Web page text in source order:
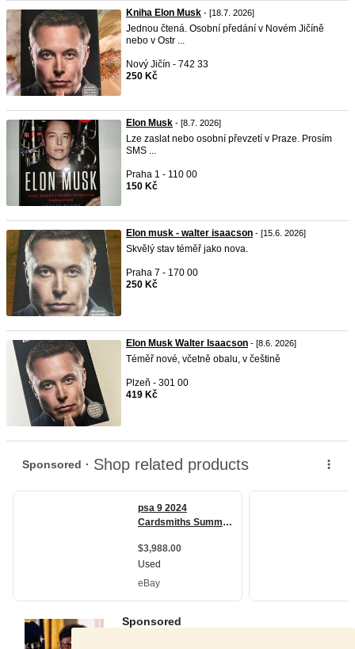
Kniha Elon Musk - [18.7. 2026]
Jednou čtená. Osobní předání v Novém Jičíně
nebo v Ostr ...
Nový Jičín - 742 33
250 Kč
Elon Musk - [8.7. 2026]
Lze zaslat nebo osobní převzetí v Praze. Prosím
SMS ...
Praha 1 - 110 00
150 Kč
Elon musk - walter isaacson - [15.6. 2026]
Skvělý stav téměř jako nova.
Praha 7 - 170 00
250 Kč
Elon Musk Walter Isaacson - [8.6. 2026]
Téměř nové, včetně obalu, v češtině
Plzeň - 301 00
419 Kč